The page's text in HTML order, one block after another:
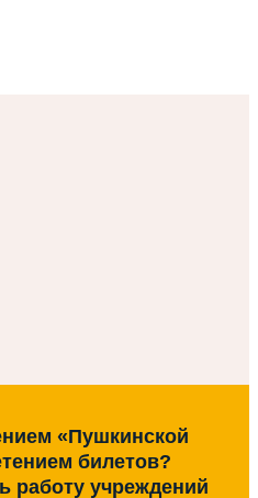
«Пушкинской
билетов?
работу учреждений